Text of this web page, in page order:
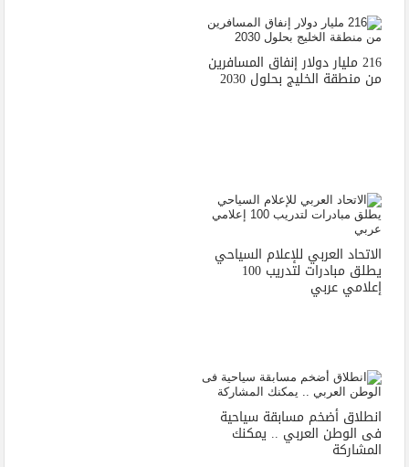
216 مليار دولار إنفاق المسافرين
من منطقة الخليج بحلول 2030
الاتحاد العربي للإعلام السياحي
يطلق مبادرات لتدريب 100
إعلامي عربي
انطلاق أضخم مسابقة سياحية
فى الوطن العربي .. يمكنك
المشاركة